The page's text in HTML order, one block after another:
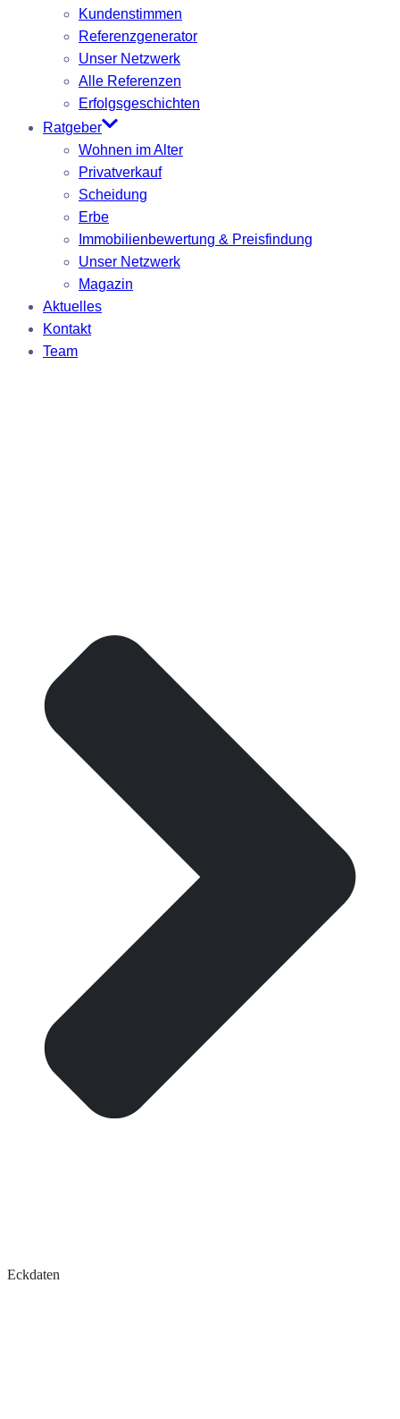
Kundenstimmen
Referenzgenerator
Unser Netzwerk
Alle Referenzen
Erfolgsgeschichten
Ratgeber
Wohnen im Alter
Privatverkauf
Scheidung
Erbe
Immobilienbewertung & Preisfindung
Unser Netzwerk
Magazin
Aktuelles
Kontakt
Team
Eckdaten